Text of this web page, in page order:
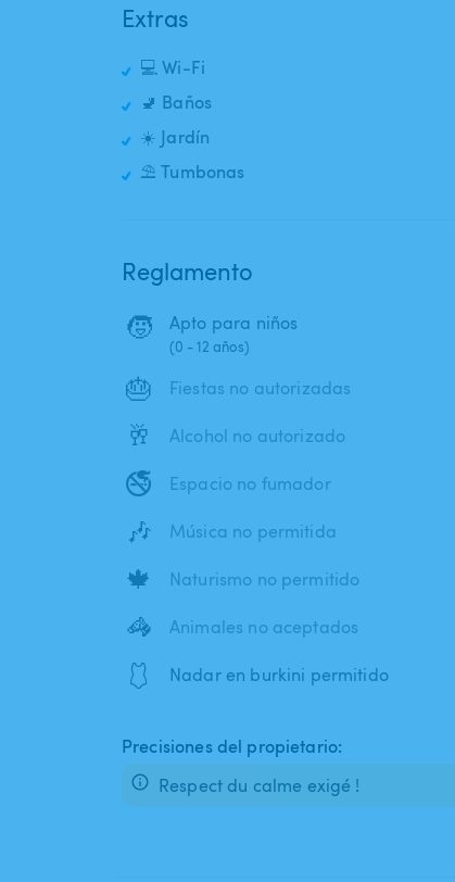
Extras
💻 Wi-Fi
🚽 Baños
☀️ Jardín
⛱️ Tumbonas
Reglamento
🧒 Apto para niños
(0 - 12 años)
🎂 Fiestas no autorizadas
🥂 Alcohol no autorizado
🚭 Espacio no fumador
🎶 Música no permitida
🍁 Naturismo no permitido
🦓 Animales no aceptados
🩱 Nadar en burkini permitido
Precisiones del propietario:
Respect du calme exigé !